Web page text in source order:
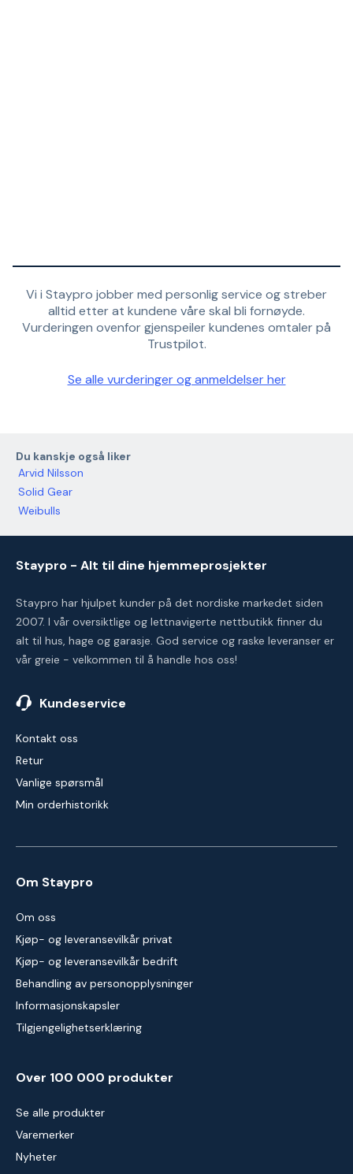
Vi i Staypro jobber med personlig service og streber
alltid etter at kundene våre skal bli fornøyde.
Vurderingen ovenfor gjenspeiler kundenes omtaler på
Trustpilot.
Se alle vurderinger og anmeldelser her
Du kanskje også liker
Arvid Nilsson
Solid Gear
Weibulls
Staypro - Alt til dine hjemmeprosjekter
Staypro har hjulpet kunder på det nordiske markedet siden
2007. I vår oversiktlige og lettnavigerte nettbutikk finner du
alt til hus, hage og garasje. God service og raske leveranser er
vår greie - velkommen til å handle hos oss!
Kundeservice
Kontakt oss
Retur
Vanlige spørsmål
Min orderhistorikk
Om Staypro
Om oss
Kjøp- og leveransevilkår privat
Kjøp- og leveransevilkår bedrift
Behandling av personopplysninger
Informasjonskapsler
Tilgjengelighetserklæring
Over 100 000 produkter
Se alle produkter
Varemerker
Nyheter